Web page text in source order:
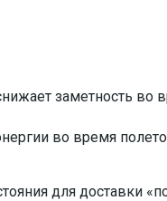
заметность во
во время
для доставки